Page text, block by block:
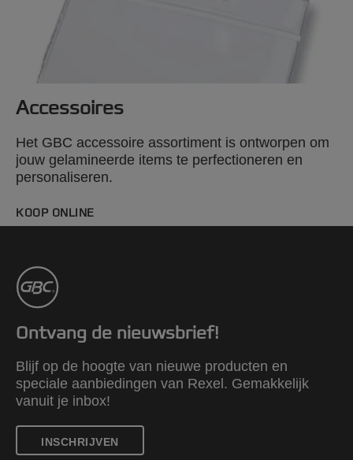
Accessoires
Het GBC accessoire assortiment is ontworpen om
jouw gelamineerde items te perfectioneren en
personaliseren.
KOOP ONLINE
Ontvang de nieuwsbrief!
Blijf op de hoogte van nieuwe producten en
speciale aanbiedingen van Rexel. Gemakkelijk
vanuit je inbox!
INSCHRIJVEN